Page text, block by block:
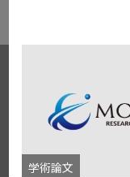
学術論文